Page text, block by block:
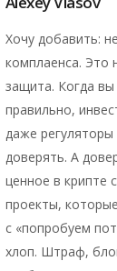
Хочу добавить:
комплаенса. Это
защита. Когда вы
правильно,
даже
доверять. А
ценное в крипте
проекты,
с «попробуем
хлоп. Штраф,